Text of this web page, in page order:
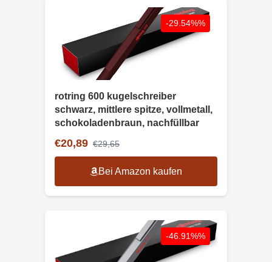
-29.54%%
rotring 600 kugelschreiber
schwarz, mittlere spitze, vollmetall,
schokoladenbraun, nachfüllbar
€20,89 €29,65
Bei Amazon kaufen
-46.91%%